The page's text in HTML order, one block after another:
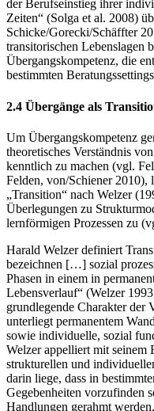
der Berufseinstieg ihrer
Zeiten“ (Solga et al. 2008)
Schicke/Gorecki/Schäffter
transitorischen Lebenslagen
Übergangskompetenz, die
bestimmten
2.4 Übergänge als
Um Übergangskompetenz
theoretisches Verständnis
kenntlich zu machen (vgl.
Felden, von/Schiener
„Transition“ nach Welzer
Überlegungen zu
lernförmigen Prozessen zu
Harald Welzer definiert
bezeichnen […] sozial
Phasen in einem in
Lebensverlauf“ (Welzer
grundlegende Charakter der
unterliegt permanentem
sowie individuelle, sozial
Welzer appelliert mit
strukturellen und
darin liege, dass in
Gegebenheiten vorzufinden
Handlungen gerahmt